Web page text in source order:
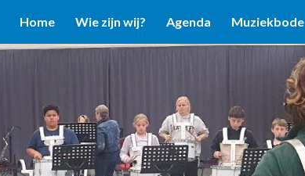
Skip to navigation
Home Wie zijn wij? Agenda Muziekbode